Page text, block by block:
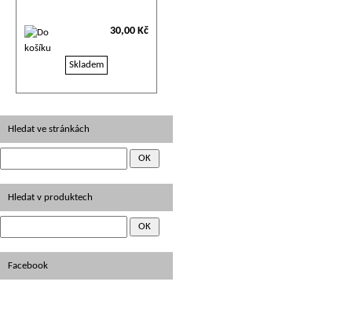
30,00 Kč
Skladem
Hledat ve stránkách
Hledat v produktech
Facebook